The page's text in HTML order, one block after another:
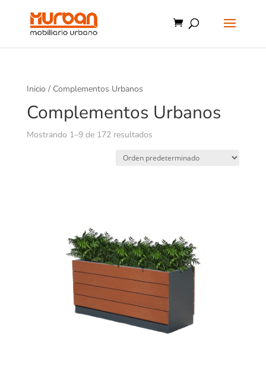
Inicio / Complementos Urbanos
Complementos Urbanos
Mostrando 1–9 de 172 resultados